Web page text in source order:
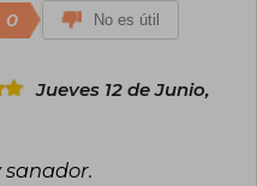
0 No es útil
Jueves 12 de Junio,